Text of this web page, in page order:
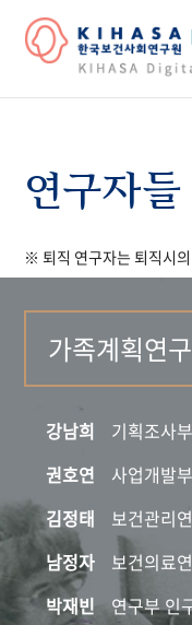
연구자들
※ 퇴직 연구자는 퇴직시
가족계획연
강남희 기획조사부
권호연
사업개발
김정태
보건관리
남정자
보건의료
박재빈
연구부 인